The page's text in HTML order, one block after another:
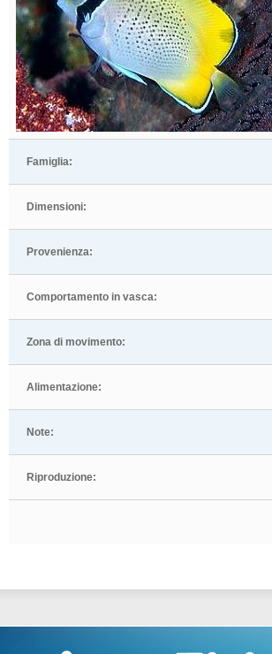
Famiglia:
Dimensioni:
Provenienza:
Comportamento in vasca:
Zona di movimento:
Alimentazione:
Note:
Riproduzione: